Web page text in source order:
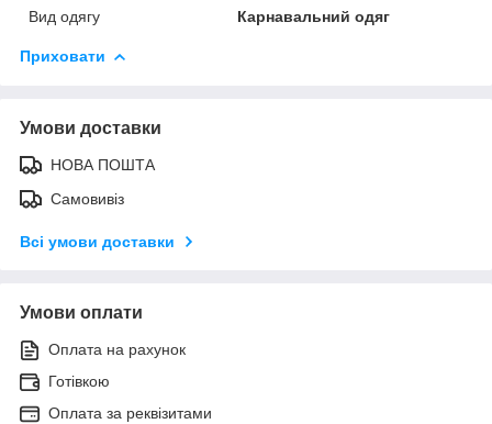
Вид одягу
Карнавальний одяг
Приховати
Умови доставки
НОВА ПОШТА
Самовивіз
Всі умови доставки
Умови оплати
Оплата на рахунок
Готівкою
Оплата за реквізитами